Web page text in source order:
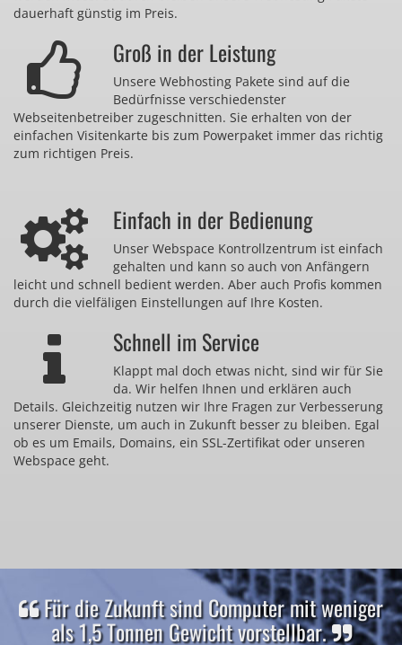
dauerhaft günstig im Preis.
Groß in der Leistung
Unsere Webhosting Pakete sind auf die
Bedürfnisse verschiedenster
Webseitenbetreiber zugeschnitten. Sie erhalten von der
einfachen Visitenkarte bis zum Powerpaket immer das richtig
zum richtigen Preis.
Einfach in der Bedienung
Unser Webspace Kontrollzentrum ist einfach
gehalten und kann so auch von Anfängern
leicht und schnell bedient werden. Aber auch Profis kommen
durch die vielfäligen Einstellungen auf Ihre Kosten.
Schnell im Service
Klappt mal doch etwas nicht, sind wir für Sie
da. Wir helfen Ihnen und erklären auch
Details. Gleichzeitig nutzen wir Ihre Fragen zur Verbesserung
unserer Dienste, um auch in Zukunft besser zu bleiben. Egal
ob es um Emails, Domains, ein SSL-Zertifikat oder unseren
Webspace geht.
Für die Zukunft sind Computer mit weniger
als 1,5 Tonnen Gewicht vorstellbar.